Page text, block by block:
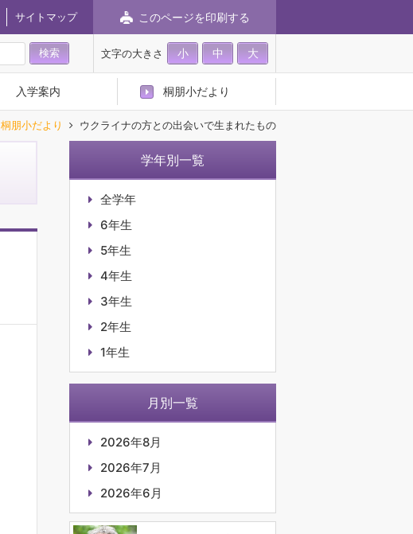
サイトマップ このページを印刷する
文字の大きさ 小 中 大
入学案内 桐朋小だより
桐朋小だより ウクライナの方との出会いで生まれたもの
学年別一覧
全学年
6年生
5年生
4年生
3年生
2年生
1年生
月別一覧
2026年8月
2026年7月
2026年6月